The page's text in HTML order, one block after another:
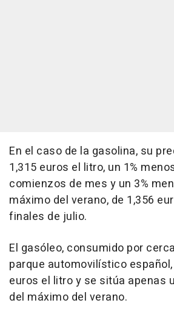
En el caso de la gasolina, su
1,315 euros el litro, un 1%
comienzos de mes y un 3%
máximo del verano, de 1,356
finales de julio.
El gasóleo, consumido por
parque automovilístico
euros el litro y se sitúa apenas
del máximo del verano.